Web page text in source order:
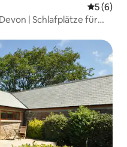
5 (6)
| Schlafplätze für